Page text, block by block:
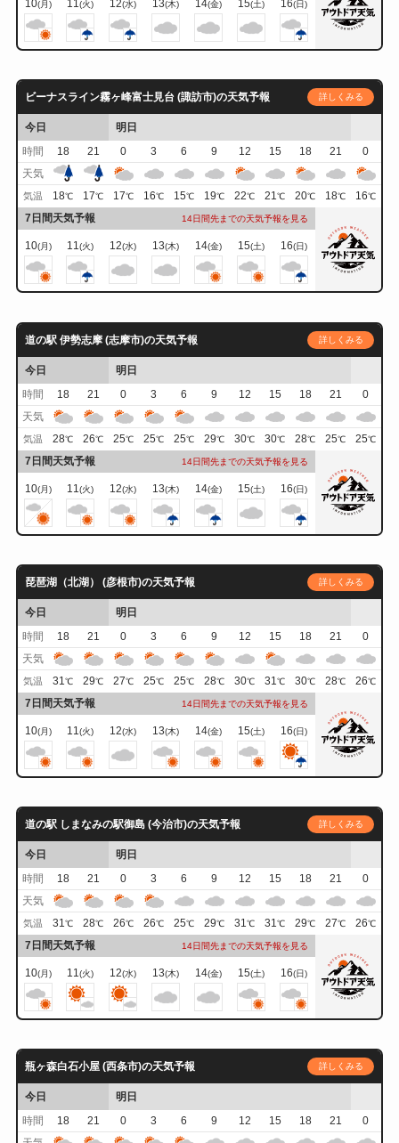
10(月) 11(火) 12(水) 13(木) 14(金) 15(土) 16(日)
ビーナスライン霧ヶ峰富士見台 (諏訪市)の天気予報 詳しくみる
今日
明日
時間
18 21 0 3 6 9 12 15 18 21
0
天気
気温 18℃ 17℃ 17℃ 16℃ 15℃ 19℃ 22℃ 21℃ 20℃ 18℃ 16℃
7日間天気予報 14日間先までの天気予報を見る
10(月) 11(火) 12(水) 13(木) 14(金) 15(土) 16(日)
道の駅 伊勢志摩 (志摩市)の天気予報 詳しくみる
今日
明日
時間
18 21 0 3 6 9 12 15 18 21
0
天気
気温 28℃ 26℃ 25℃ 25℃ 25℃ 29℃ 30℃ 30℃ 28℃ 25℃ 25℃
7日間天気予報 14日間先までの天気予報を見る
10(月) 11(火) 12(水) 13(木) 14(金) 15(土) 16(日)
琵琶湖（北湖） (彦根市)の天気予報 詳しくみる
今日
明日
時間
18 21 0 3 6 9 12 15 18 21
0
天気
気温 31℃ 29℃ 27℃ 25℃ 25℃ 28℃ 30℃ 31℃ 30℃ 28℃ 26℃
7日間天気予報 14日間先までの天気予報を見る
10(月) 11(火) 12(水) 13(木) 14(金) 15(土) 16(日)
道の駅 しまなみの駅御島 (今治市)の天気予報 詳しくみる
今日
明日
時間
18 21 0 3 6 9 12 15 18 21
0
天気
気温 31℃ 28℃ 26℃ 26℃ 25℃ 29℃ 31℃ 31℃ 29℃ 27℃ 26℃
7日間天気予報 14日間先までの天気予報を見る
10(月) 11(火) 12(水) 13(木) 14(金) 15(土) 16(日)
瓶ヶ森白石小屋 (西条市)の天気予報 詳しくみる
今日
明日
時間
18 21 0 3 6 9 12 15 18 21
0